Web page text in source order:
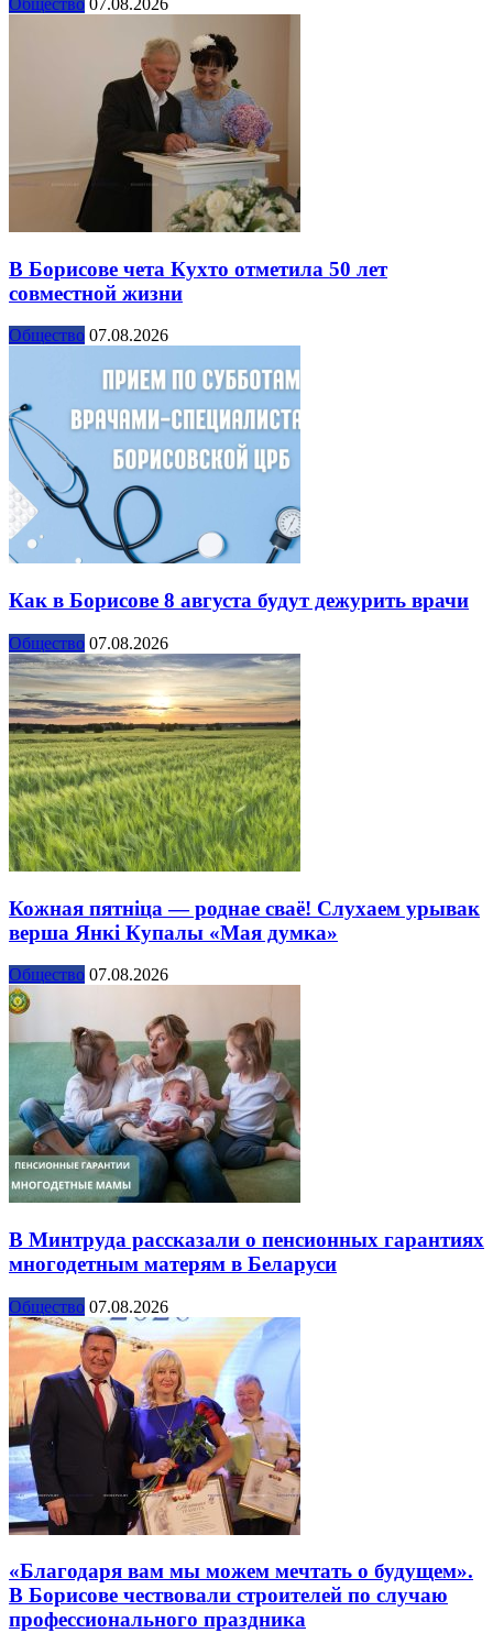
Общество 07.08.2026
В Борисове чета Кухто отметила 50 лет
совместной жизни
Общество 07.08.2026
Как в Борисове 8 августа будут дежурить врачи
Общество 07.08.2026
Кожная пятніца — роднае сваё! Слухаем урывак
верша Янкі Купалы «Мая думка»
Общество 07.08.2026
В Минтруда рассказали о пенсионных гарантиях
многодетным матерям в Беларуси
Общество 07.08.2026
«Благодаря вам мы можем мечтать о будущем».
В Борисове чествовали строителей по случаю
профессионального праздника